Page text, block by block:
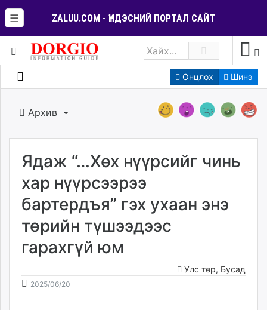
☰ ZALUU.COM - ҮНДЭСНИЙ ПОРТАЛ САЙТ